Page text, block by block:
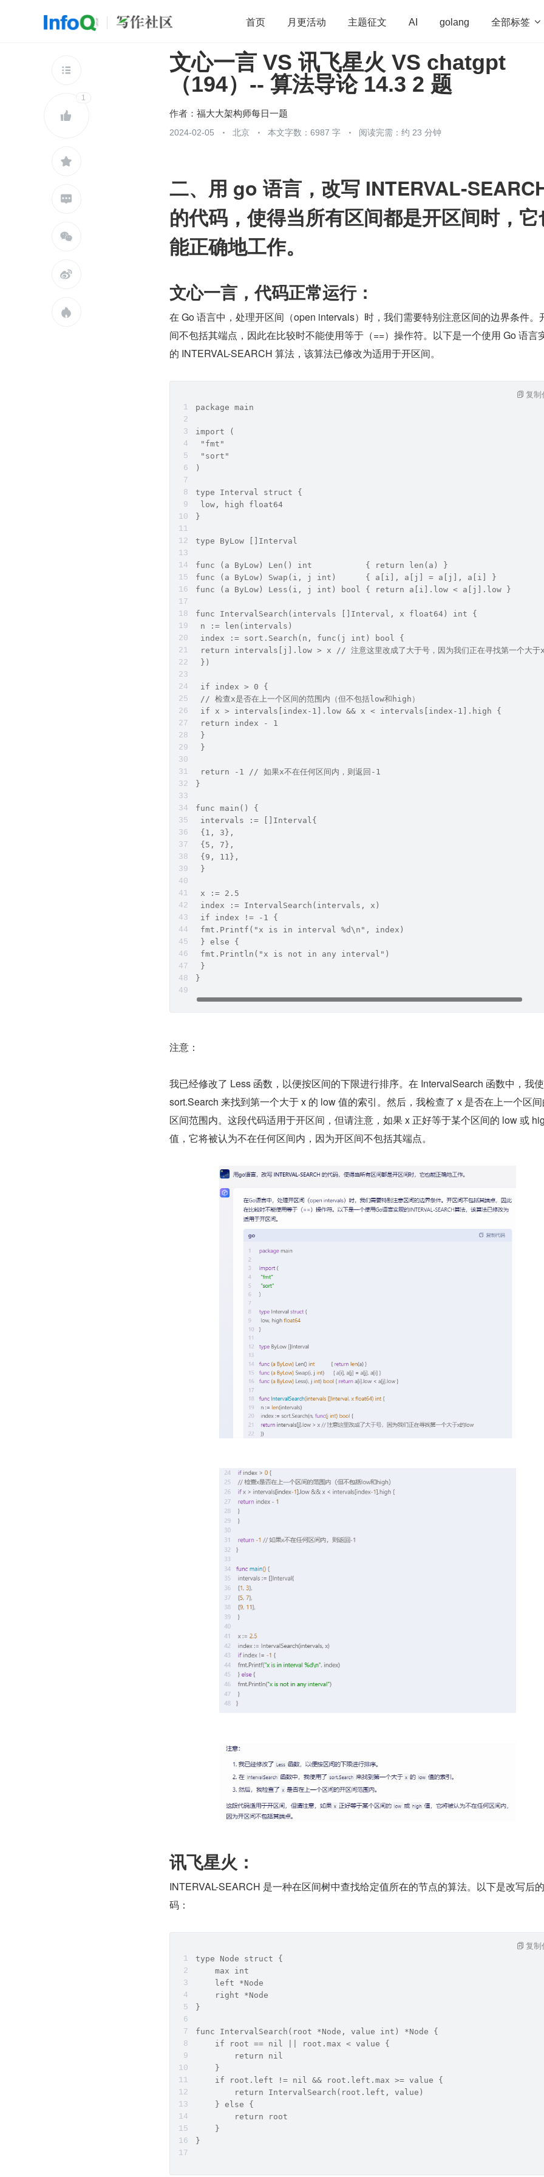
首页 月更活动 主题征文 AI golang 全部标签 
开源 架构 OpenHarmony 算法 学习方法 Web3.0
团队管理 程序员 运维 深度思考 低代码
查看更多


1





文心一言 VS 讯飞星火 VS chatgpt
（194）-- 算法导论 14.3 2 题
作者： 福大大架构师每日一题
2024-02-05 北京 本文字数：6987 字 阅读完需：约 23 分钟
二、用 go 语言，改写 INTERVAL-
的代码，使得当所有区间都是开区间时，
能正确地工作。
文心一言，代码正常运行：
在 Go 语言中，处理开区间（open intervals）时，我们需要特别注意区间的边界条件。
间不包括其端点，因此在比较时不能使用等于（==）操作符。以下是一个使用 Go 语言
的 INTERVAL-SEARCH 算法，该算法已修改为适用于开区间。
package main
import (
"fmt"
"sort"
)
type Interval struct {
low, high float64
}
type ByLow []Interval
func (a ByLow) Len() int           { return len(a) }
func (a ByLow) Swap(i, j int)      { a[i], a[j] = a[j], a[i] }
func (a ByLow) Less(i, j int) bool { return a[i].low < a[j].low }
func IntervalSearch(intervals []Interval, x float64) int {
n := len(intervals)
index := sort.Search(n, func(j int) bool {
return intervals[j].low > x // 注意这里改成了大于号，因为我们正在寻找第一个大
})
if index > 0 {
// 检查x是否在上一个区间的范围内（但不包括low和high）
if x > intervals[index-1].low && x < intervals[index-1].high {
return index - 1
}
}
return -1 // 如果x不在任何区间内，则返回-1
}
func main() {
intervals := []Interval{
{1, 3},
{5, 7},
{9, 11},
}
x := 2.5
index := IntervalSearch(intervals, x)
if index != -1 {
fmt.Printf("x is in interval %d\n", index)
} else {
fmt.Println("x is not in any interval")
}
}
复制
注意：
我已经修改了 Less 函数，以便按区间的下限进行排序。在 IntervalSearch 函数中，我
sort.Search 来找到第一个大于 x 的 low 值的索引。然后，我检查了 x 是否在上一个区
区间范围内。这段代码适用于开区间，但请注意，如果 x 正好等于某个区间的 low 或
值，它将被认为不在任何区间内，因为开区间不包括其端点。
讯飞星火：
INTERVAL-SEARCH 是一种在区间树中查找给定值所在的节点的算法。以下是改写后
码：
type Node struct {
    max int
    left *Node
    right *Node
}
func IntervalSearch(root *Node, value int) *Node {
    if root == nil || root.max < value {
        return nil
    }
    if root.left != nil && root.left.max >= value {
        return IntervalSearch(root.left, value)
    } else {
        return root
    }
}
复制